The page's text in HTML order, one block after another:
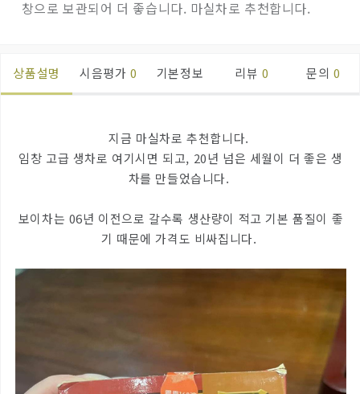
창으로 보관되어 더 좋습니다. 마실차로 추천합니다.
상품설명 시음평가 0 기본정보 리뷰 0 문의 0
지금 마실차로 추천합니다.
임창 고급 생차로 여기시면 되고, 20년 넘은 세월이 더 좋은 생
차를 만들었습니다.
보이차는 06년 이전으로 갈수록 생산량이 적고 기본 품질이 좋
기 때문에 가격도 비싸집니다.